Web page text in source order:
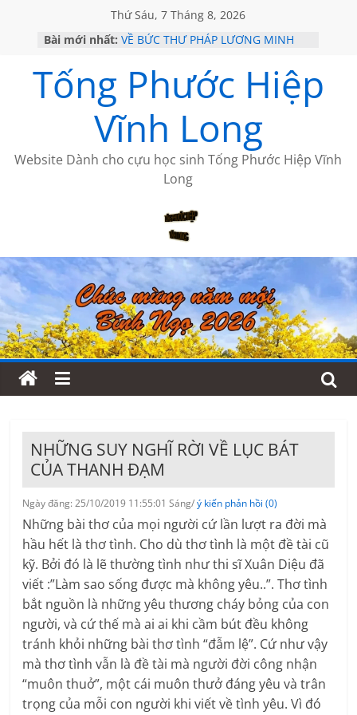
Thứ Sáu, 7 Tháng 8, 2026
Bài mới nhất: VỀ BỨC THƯ PHÁP LƯƠNG MINH
HỌC SỬ HỒI XƯA
MỘT ĐỜI ĐI QUA NHỮNG TRANG
SÁCH
BẤT CHỢT CỦA CHÂU LỆ DUNG
CÀ PHÊ NGẮM NÚI
Tống Phước Hiệp
Vĩnh Long
Website Dành cho cựu học sinh Tống Phước Hiệp Vĩnh
Long
NHỮNG SUY NGHĨ RỜI VỀ LỤC BÁT
CỦA THANH ĐẠM
Ngày đăng: 25/10/2019 11:55:01 Sáng/ý kiến phản hồi (0)
Những bài thơ của mọi người cứ lần lượt ra đời mà
hầu hết là thơ tình. Cho dù thơ tình là một đề tài cũ
kỹ. Bởi đó là lẽ thường tình như thi sĩ Xuân Diệu đã
viết :”Làm sao sống được mà không yêu..”. Thơ tình
bắt nguồn là những yêu thương cháy bỏng của con
người, và cứ thế mà ai ai khi cầm bút đều không
tránh khỏi những bài thơ tình “đẫm lệ”. Cứ như vậy
mà thơ tình vẫn là đề tài mà người đời công nhận
“muôn thuở”, một cái muôn thưở đáng yêu và trân
trọng của mỗi con người khi viết về tình yêu. Vì đó